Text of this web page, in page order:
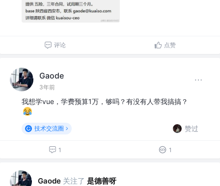
评论 点赞
Gaode
3年前
我想学vue，学费预算1万，够吗？有没有人带我搞搞？
技术交流圈 赞过
1 1
Gaode 关注了 是德善呀